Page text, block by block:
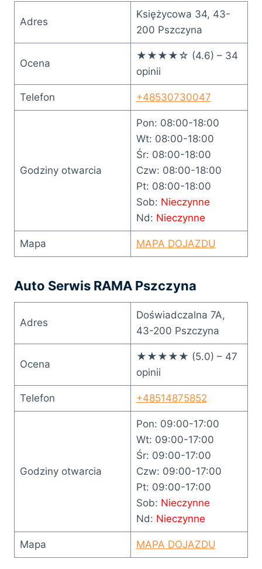
Adres
Księżycowa 34, 43-
200 Pszczyna
Ocena
★★★★☆ (4.6) – 34
opinii
Telefon +48530730047
Godziny otwarcia
Pon: 08:00-18:00
Wt: 08:00-18:00
Śr: 08:00-18:00
Czw: 08:00-18:00
Pt: 08:00-18:00
Sob: Nieczynne
Nd: Nieczynne
Mapa MAPA DOJAZDU
Auto Serwis RAMA Pszczyna
Adres
Doświadczalna 7A,
43-200 Pszczyna
Ocena
★★★★★ (5.0) – 47
opinii
Telefon +48514875852
Godziny otwarcia
Pon: 09:00-17:00
Wt: 09:00-17:00
Śr: 09:00-17:00
Czw: 09:00-17:00
Pt: 09:00-17:00
Sob: Nieczynne
Nd: Nieczynne
Mapa MAPA DOJAZDU